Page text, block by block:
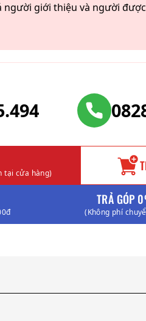
người giới thiệu và người
tại cửa hàng)
TRẢ GÓP
(Không phí